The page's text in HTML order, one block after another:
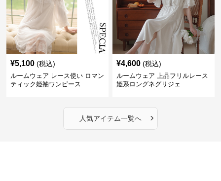
¥5,100 (税込)
ルームウェア レース使い ロマン
ティック姫袖ワンピース
¥4,600 (税込)
ルームウェア 上品フリルレース
姫系ロングネグリジェ
人気アイテム一覧へ ›